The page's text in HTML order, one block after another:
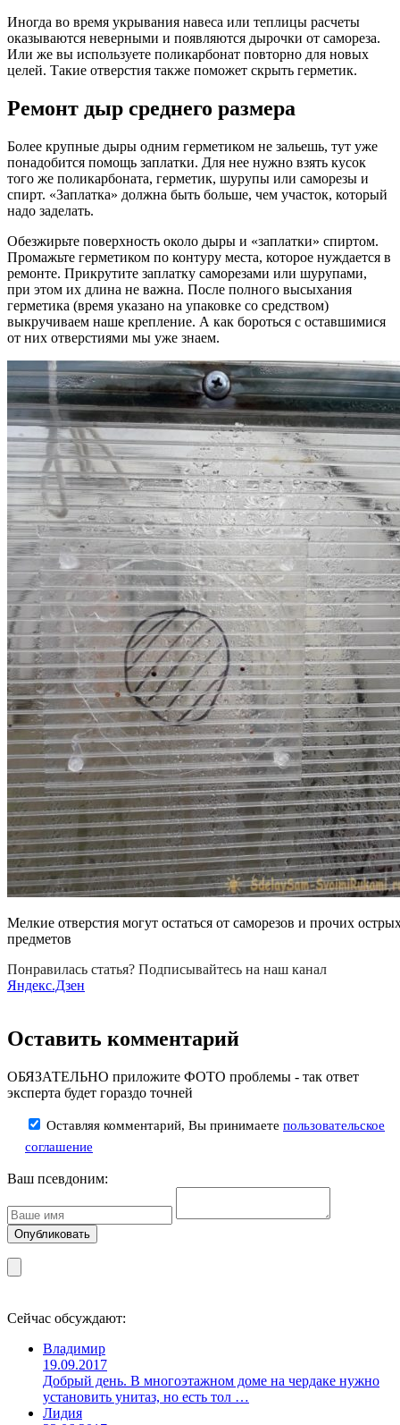
Иногда во время укрывания навеса или теплицы расчеты
оказываются неверными и появляются дырочки от самореза.
Или же вы используете поликарбонат повторно для новых
целей. Такие отверстия также поможет скрыть герметик.
Ремонт дыр среднего размера
Более крупные дыры одним герметиком не зальешь, тут уже
понадобится помощь заплатки. Для нее нужно взять кусок
того же поликарбоната, герметик, шурупы или саморезы и
спирт. «Заплатка» должна быть больше, чем участок, который
надо заделать.
Обезжирьте поверхность около дыры и «заплатки» спиртом.
Промажьте герметиком по контуру места, которое нуждается в
ремонте. Прикрутите заплатку саморезами или шурупами,
при этом их длина не важна. После полного высыхания
герметика (время указано на упаковке со средством)
выкручиваем наше крепление. А как бороться с оставшимися
от них отверстиями мы уже знаем.
Мелкие отверстия могут остаться от саморезов и прочих
предметов
Понравилась статья? Подписывайтесь на наш канал
Яндекс.Дзен
Оставить комментарий
ОБЯЗАТЕЛЬНО приложите ФОТО проблемы - так ответ
эксперта будет гораздо точней
Оставляя комментарий, Вы принимаете пользовательское
соглашение
Ваш псевдоним:
Сейчас обсуждают:
Владимир
19.09.2017
Добрый день. В многоэтажном доме на чердаке нужно
установить унитаз, но есть тол …
Лидия